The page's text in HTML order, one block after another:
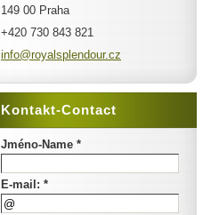
149 00 Praha
+420 730 843 821
info@royalsplendour.cz
Kontakt-Contact
Jméno-Name *
E-mail: *